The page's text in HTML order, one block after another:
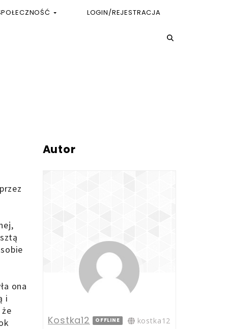
LOGIN/REJESTRACJA
ona
i
Autor
Kostka12 OFFLINE kostka12